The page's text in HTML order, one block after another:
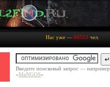
Нас уже — 60553 чел.
Введите поисковый запрос — например
«MaNGOS»